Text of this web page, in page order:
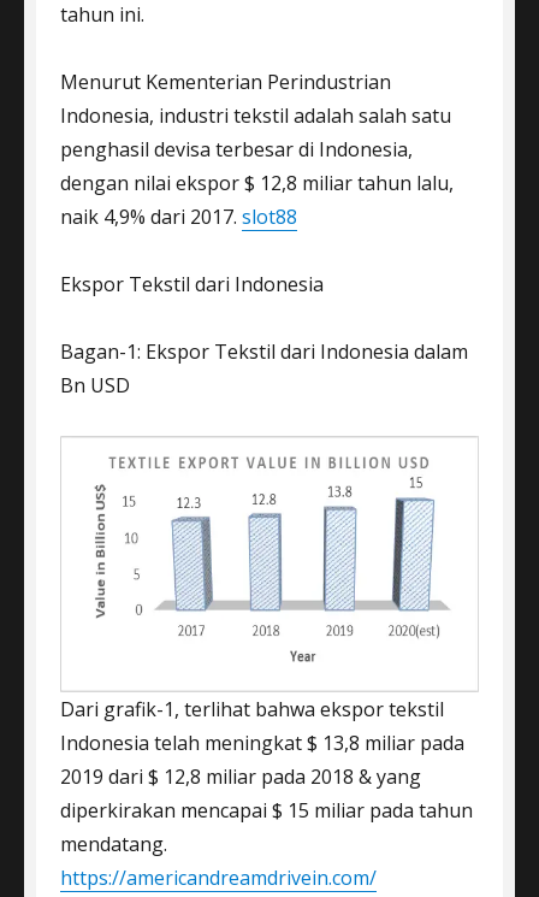
tahun ini.
Menurut Kementerian Perindustrian
Indonesia, industri tekstil adalah salah satu
penghasil devisa terbesar di Indonesia,
dengan nilai ekspor $ 12,8 miliar tahun lalu,
naik 4,9% dari 2017. slot88
Ekspor Tekstil dari Indonesia
Bagan-1: Ekspor Tekstil dari Indonesia dalam
Bn USD
Dari grafik-1, terlihat bahwa ekspor tekstil
Indonesia telah meningkat $ 13,8 miliar pada
2019 dari $ 12,8 miliar pada 2018 & yang
diperkirakan mencapai $ 15 miliar pada tahun
mendatang.
https://americandreamdrivein.com/